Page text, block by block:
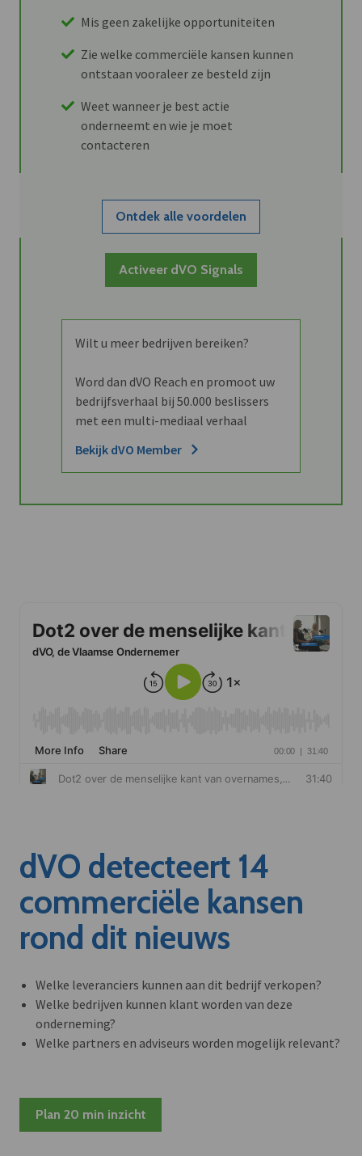
Mis geen zakelijke opportuniteiten
Zie welke commerciële kansen kunnen
ontstaan vooraleer ze besteld zijn
Weet wanneer je best actie
onderneemt en wie je moet
contacteren
Ontdek alle voordelen
Activeer dVO Signals
Wilt u meer bedrijven bereiken?
Word dan dVO Reach en promoot uw
bedrijfsverhaal bij 50.000 beslissers
met een multi-mediaal verhaal
Bekijk dVO Member
dVO detecteert 14
commerciële kansen
rond dit nieuws
Welke leveranciers kunnen aan dit bedrijf verkopen?
Welke bedrijven kunnen klant worden van deze
onderneming?
Welke partners en adviseurs worden mogelijk relevant?
Plan 20 min inzicht